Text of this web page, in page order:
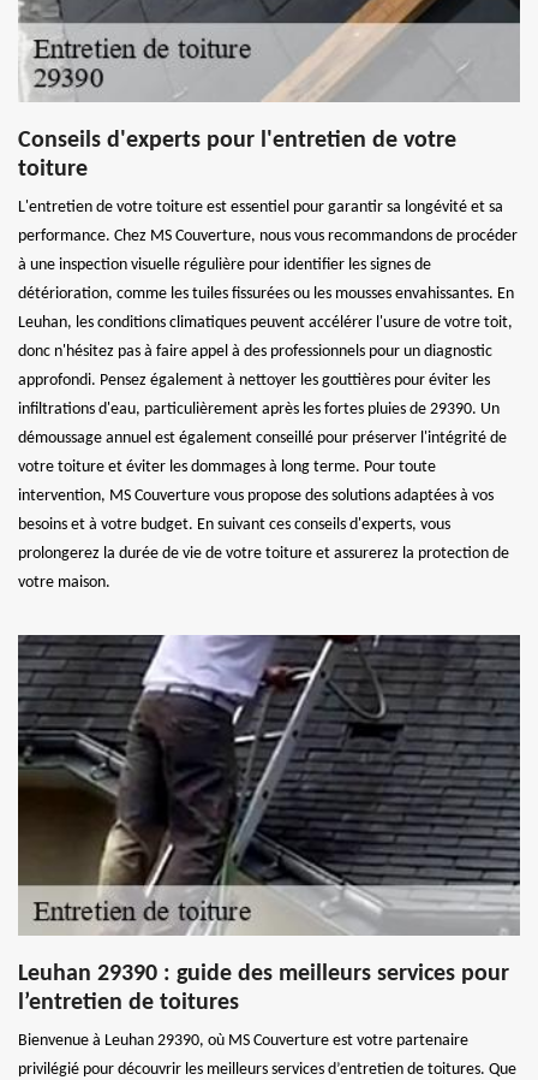
Conseils d'experts pour l'entretien de votre
toiture
L'entretien de votre toiture est essentiel pour garantir sa longévité et sa
performance. Chez MS Couverture, nous vous recommandons de procéder
à une inspection visuelle régulière pour identifier les signes de
détérioration, comme les tuiles fissurées ou les mousses envahissantes. En
Leuhan, les conditions climatiques peuvent accélérer l'usure de votre toit,
donc n'hésitez pas à faire appel à des professionnels pour un diagnostic
approfondi. Pensez également à nettoyer les gouttières pour éviter les
infiltrations d'eau, particulièrement après les fortes pluies de 29390. Un
démoussage annuel est également conseillé pour préserver l'intégrité de
votre toiture et éviter les dommages à long terme. Pour toute
intervention, MS Couverture vous propose des solutions adaptées à vos
besoins et à votre budget. En suivant ces conseils d'experts, vous
prolongerez la durée de vie de votre toiture et assurerez la protection de
votre maison.
Leuhan 29390 : guide des meilleurs services pour
l’entretien de toitures
Bienvenue à Leuhan 29390, où MS Couverture est votre partenaire
privilégié pour découvrir les meilleurs services d’entretien de toitures. Que